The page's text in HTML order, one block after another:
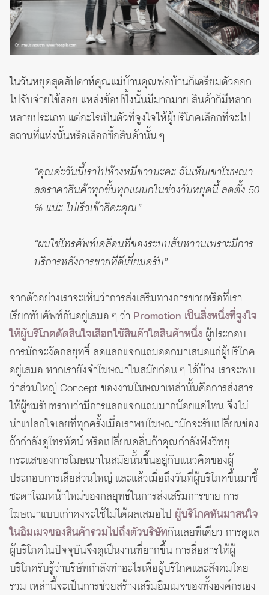
ในวันหยุดสุดสัปดาห์คุณแม่บ้านคุณพ่อบ้านก็เตรียมตัวออก
ไปจับจ่ายใช้สอย แหล่งช้อปปิ้งนั้นมีมากมาย สินค้าก็มีหลาก
หลายประเภท แต่อะไรเป็นตัวที่จูงใจให้ผู้บริโภคเลือกที่จะไป
สถานที่แห่งนั้นหรือเลือกซื้อสินค้านั้น ๆ
“คุณค่ะวันนี้เราไปห้างหมีขาวนะคะ ฉันเห็นเขาโฆษณา
ลดราคาสินค้าทุกชั้นทุกแผนกในช่วงวันหยุดนี้ ลดตั้ง 50
% แน่ะ ไปเร็วเข้าสิคะคุณ”
“ผมใช่โทรศัพท์เคลื่อนที่ของระบบส้มหวานเพราะมีการ
บริการหลังการขายที่ดีเยี่ยมครับ”
จากตัวอย่างเราจะเห็นว่าการส่งเสริมทางการขายหรือที่เรา
เรียกทับศัพท์กันอยู่เสมอ ๆ ว่า Promotion เป็นสิ่งหนึ่งที่จูงใจ
ให้ผู้บริโภคตัดสินใจเลือกใช้สินค้าใดสินค้าหนึ่ง ผู้ประกอบ
การมักจะงัดกลยุทธิ์ ลดแลกแจกแถมออกมาเสนอแก่ผู้บริโภค
อยู่เสมอ หากเรายังจำโฆษณาในสมัยก่อน ๆ ได้บ้าง เราจะพบ
ว่าส่วนใหญ่ Concept ของงานโฆษณาเหล่านั้นคือการส่งสาร
ให้ผู้ชมรับทราบว่ามีการแลกแจกแถมมากน้อยแค่ไหน จึงไม่
น่าแปลกใจเลยที่ทุกครั้งเมื่อเราพบโฆษณามักจะรับเปลี่ยนช่อง
ถ้ากำลังดูโทรทัศน์ หรือเปลี่ยนคลื่นถ้าคุณกำลังฟังวิทยุ
กระแสของการโฆษณาในสมัยนั้นขึ้นอยู่กับแนวคิดของผู้
ประกอบการเสียส่วนใหญ่ และแล้วเมื่อถึงวันที่ผู้บริโภคขึ้นมาชี้
ชะตาโฉมหน้าใหม่ของกลยุทธ์ในการส่งเสริมการขาย การ
โฆษณาแบบเก่าคงจะใช้ไม่ได้ผลเสมอไป ผู้บริโภคหันมาสนใจ
ในอิมเมจของสินค้ารวมไปถึงตัวบริษัทกันเลยทีเดียว การดูแล
ผู้บริโภคในปัจจุบันจึงดูเป็นงานที่ยากขึ้น การสื่อสารให้ผู้
บริโภครับรู้ว่าบริษัทกำลังทำอะไรเพื่อผู้บริโภคและสังคมโดย
รวม เหล่านี้จะเป็นการช่วยสร้างเสริมอิมเมจของทั้งองค์กรเอง